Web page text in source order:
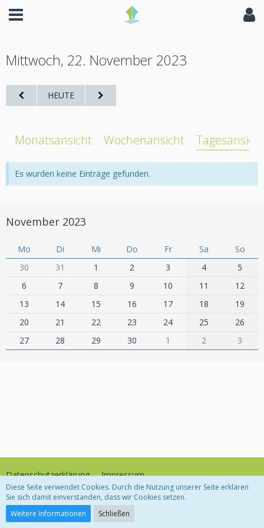
Mittwoch, 22. November 2023
HEUTE
Monatsansicht Wochenansicht Tagesansicht
Es wurden keine Einträge gefunden.
November 2023
Mo Di Mi Do Fr Sa
So
30
31 1 2 3 4
5
6
7 8 9 10 11
12
13
14 15 16 17 18
19
20
21 22 23 24 25
26
27
28 29 30 1 2 3
Datenschutzerklärung Impressum
Community-Software:
Diese Seite verwendet Cookies. Durch die Nutzung unserer Seite erklären
Sie sich damit einverstanden, dass wir Cookies setzen.
Weitere Informationen
Schließen